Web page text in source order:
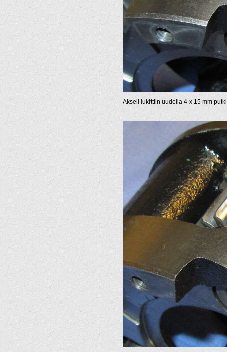
Akseli lukittiin uudella 4 x 15 mm